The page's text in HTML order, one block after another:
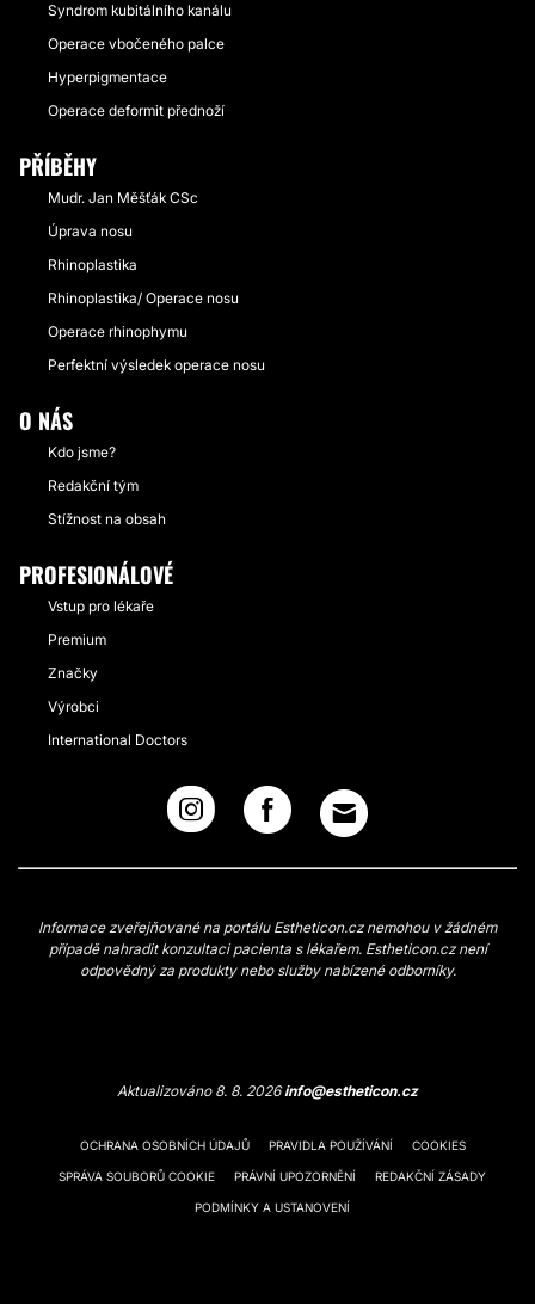
Syndrom kubitálního kanálu
Operace vbočeného palce
Hyperpigmentace
Operace deformit přednoží
PŘÍBĚHY
Mudr. Jan Měšťák CSc
Úprava nosu
Rhinoplastika
Rhinoplastika/ Operace nosu
Operace rhinophymu
Perfektní výsledek operace nosu
O NÁS
Kdo jsme?
Redakční tým
Stížnost na obsah
PROFESIONÁLOVÉ
Vstup pro lékaře
Premium
Značky
Výrobci
International Doctors
Informace zveřejňované na portálu Estheticon.cz nemohou v žádném
případě nahradit konzultaci pacienta s lékařem. Estheticon.cz není
odpovědný za produkty nebo služby nabízené odborníky.
Aktualizováno 8. 8. 2026info@estheticon.cz
OCHRANA OSOBNÍCH ÚDAJŮ PRAVIDLA POUŽÍVÁNÍ COOKIES
SPRÁVA SOUBORŮ COOKIE PRÁVNÍ UPOZORNĚNÍ REDAKČNÍ ZÁSADY
PODMÍNKY A USTANOVENÍ